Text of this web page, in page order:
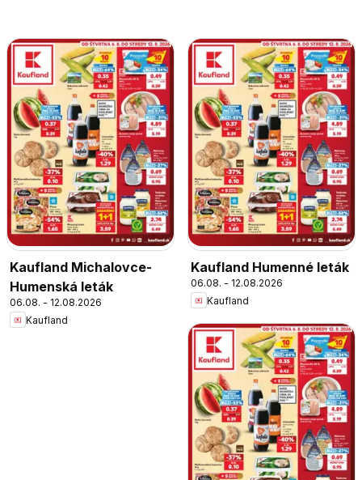
Kaufland Michalovce-
Humenská leták
06.08. - 12.08.2026
Kaufland
Kaufland Humenné leták
06.08. - 12.08.2026
Kaufland